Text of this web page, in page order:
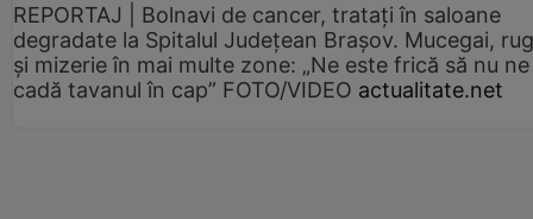
REPORTAJ | Bolnavi de cancer, tratați în saloane
degradate la Spitalul Județean Brașov. Mucegai,
și mizerie în mai multe zone: „Ne este frică să nu ne
cadă tavanul în cap” FOTO/VIDEO actualitate.net